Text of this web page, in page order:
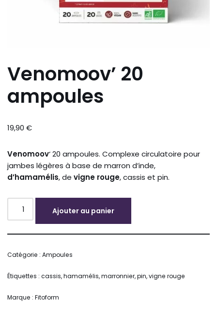
Venomoov’ 20
ampoules
19,90 €
Venomoov‘ 20 ampoules. Complexe circulatoire pour
jambes légères à base de marron d’inde,
d’hamamélis, de vigne rouge, cassis et pin.
Ajouter au panier
Catégorie : Ampoules
Étiquettes : cassis,hamamélis,marronnier,pin,vigne rouge
Marque : Fitoform